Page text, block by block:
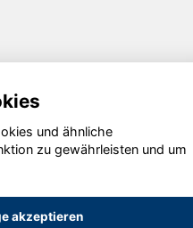
und ähnliche
zu gewährleisten und um
akzeptieren